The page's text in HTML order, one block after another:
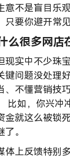
意不是盲目乐
只要你避开常
么很多网店
现实中不少珠
键问题没处理
、不懂营销技
比如，你兴冲
金就这么被锁
。
体上反馈特别